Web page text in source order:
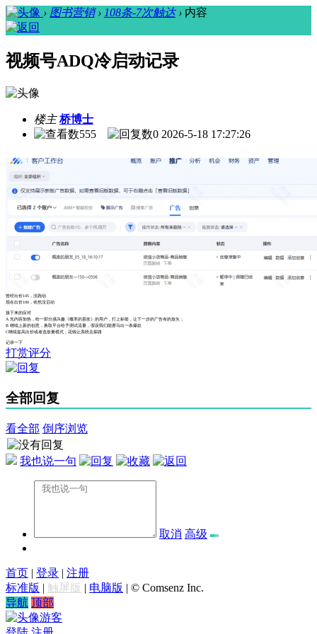
› 图书营销 › 108条-7次触达 › 内容
视频号ADQ冷启动记录
楼主 桥博士
555
0 2026-5-18 17:27:26
曾经出价145，没跑动
现在出价100，依然没启动
接下来的应对
A 先内容加热，给一部分感兴趣《概率的朋友》的用户，打上标签，让下一步的广告有的放矢；
B 继续上新的创意，换取平台给予测试流量，假设我们能赛马出一条爆款
C继续提高出价或者选放量模式，花钱让系统去探路
记录一下
打赏评分
全部回复
看全部 倒序浏览
我也说一句
取消 高级
首页 | 登录 | 注册
标准版 | 触屏版 | 电脑版 | © Comsenz Inc.
导航 顶部
游客